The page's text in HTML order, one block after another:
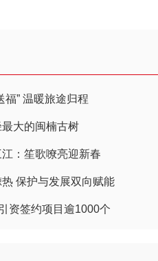
福” 温暖旅途归程
大的闽楠古树
江：笙歌嘹亮迎新春
保护与发展双向赋能
资签约项目逾1000个